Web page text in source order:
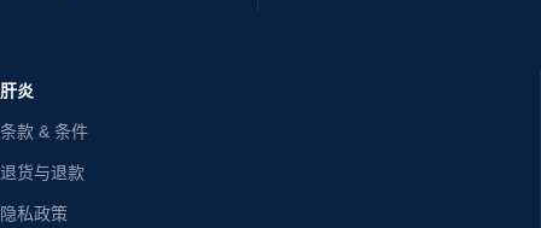
肝炎
条款 & 条件
退货与退款
隐私政策